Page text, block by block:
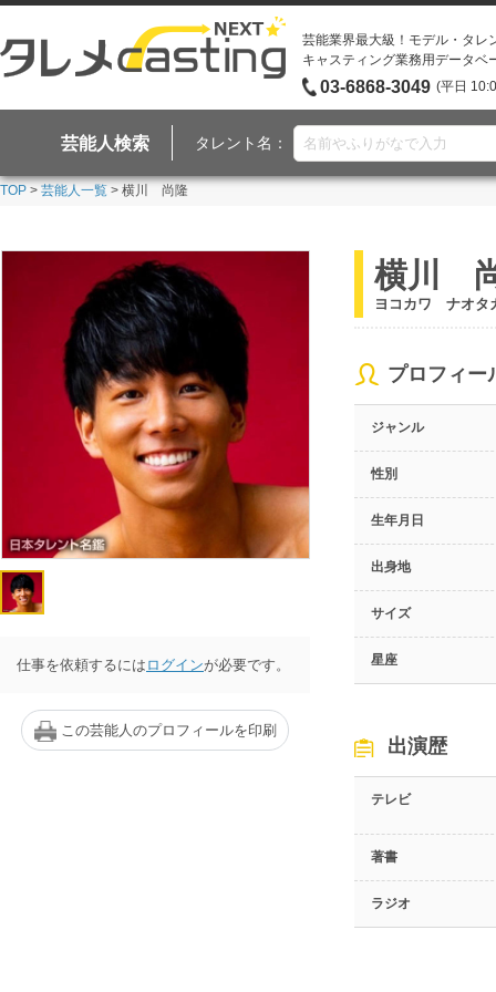
芸能業界最大級！モデル・タレ
キャスティング業務用データベ
03-6868-3049 (平日
芸能人検索 タレント名：
TOP > 芸能人一覧 > 横川 尚隆
仕事を依頼するには ログインが必要です。
この芸能人のプロフィールを印刷
横川
ヨコカワ ナオタ
プロフィー
ジャンル
性別
生年月日
出身地
サイズ
星座
出演歴
テレビ
著書
ラジオ